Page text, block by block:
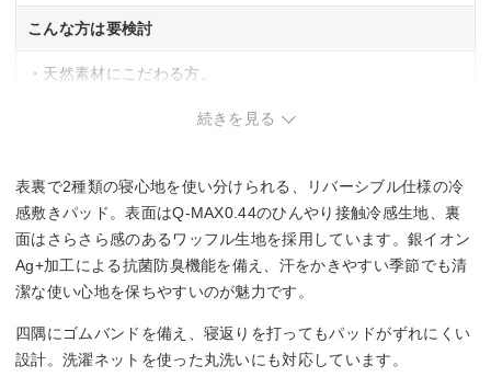
こんな方は要検討
・天然素材にこだわる方。
続きを見る
表裏で2種類の寝心地を使い分けられる、リバーシブル仕様の冷
感敷きパッド。表面はQ-MAX0.44のひんやり接触冷感生地、裏
面はさらさら感のあるワッフル生地を採用しています。銀イオン
Ag+加工による抗菌防臭機能を備え、汗をかきやすい季節でも清
潔な使い心地を保ちやすいのが魅力です。
四隅にゴムバンドを備え、寝返りを打ってもパッドがずれにくい
設計。洗濯ネットを使った丸洗いにも対応しています。